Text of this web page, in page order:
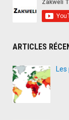
ARTICLES